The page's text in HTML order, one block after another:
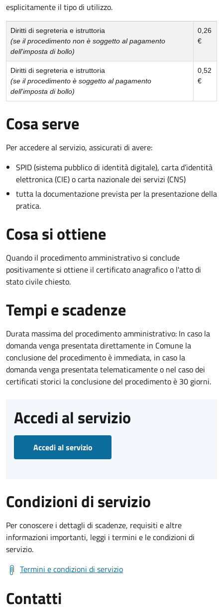
esplicitamente il tipo di utilizzo.
Diritti di segreteria e istruttoria
(se il procedimento non è soggetto al pagamento
dell'imposta di bollo)
0,26
€
Diritti di segreteria e istruttoria
(se il procedimento è soggetto al pagamento
dell'imposta di bollo)
0,52
€
Cosa serve
Per accedere al servizio, assicurati di avere:
SPID (sistema pubblico di identità digitale), carta d’identità
elettronica (CIE) o carta nazionale dei servizi (CNS)
tutta la documentazione prevista per la presentazione della
pratica.
Cosa si ottiene
Quando il procedimento amministrativo si conclude
positivamente si ottiene il certificato anagrafico o l'atto di
stato civile chiesto.
Tempi e scadenze
Durata massima del procedimento amministrativo: In caso la
domanda venga presentata direttamente in Comune la
conclusione del procedimento è immediata, in caso la
domanda venga presentata telematicamente o nel caso dei
certificati storici la conclusione del procedimento è 30 giorni.
Accedi al servizio
Accedi al servizio
Condizioni di servizio
Per conoscere i dettagli di scadenze, requisiti e altre
informazioni importanti, leggi i termini e le condizioni di
servizio.
Termini e condizioni di servizio
Contatti